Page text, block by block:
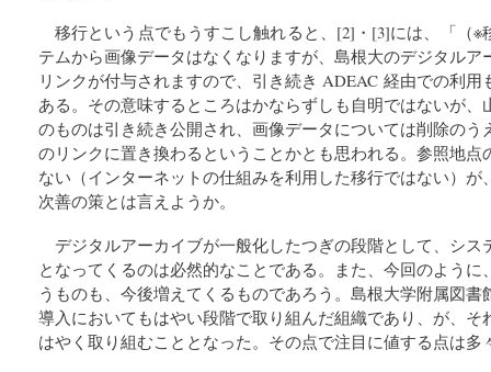
移行という点でもうすこし触れると、[2]・[3]には、「（※
テムから画像データはなくなりますが、島根大のデジタル
リンクが付与されますので、引き続き ADEAC 経由での利
ある。その意味するところはかならずしも自明ではないが
のものは引き続き公開され、画像データについては削除のう
のリンクに置き換わるということかとも思われる。参照地点
ない（インターネットの仕組みを利用した移行ではない）
次善の策とは言えようか。
デジタルアーカイブが一般化したつぎの段階として、シ
となってくるのは必然的なことである。また、今回のよう
うものも、今後増えてくるものであろう。島根大学附属図
導入においてもはやい段階で取り組んだ組織であり、が、そ
はやく取り組むこととなった。その点で注目に値する点は多